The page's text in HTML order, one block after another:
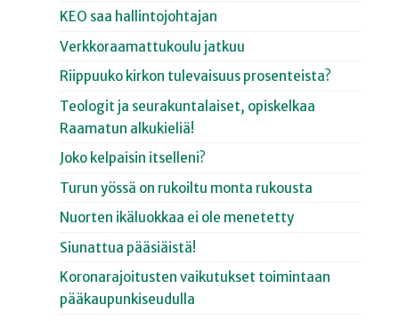
KEO saa hallintojohtajan
Verkkoraamattukoulu jatkuu
Riippuuko kirkon tulevaisuus prosenteista?
Teologit ja seurakuntalaiset, opiskelkaa
Raamatun alkukieliä!
Joko kelpaisin itselleni?
Turun yössä on rukoiltu monta rukousta
Nuorten ikäluokkaa ei ole menetetty
Siunattua pääsiäistä!
Koronarajoitusten vaikutukset toimintaan
pääkaupunkiseudulla